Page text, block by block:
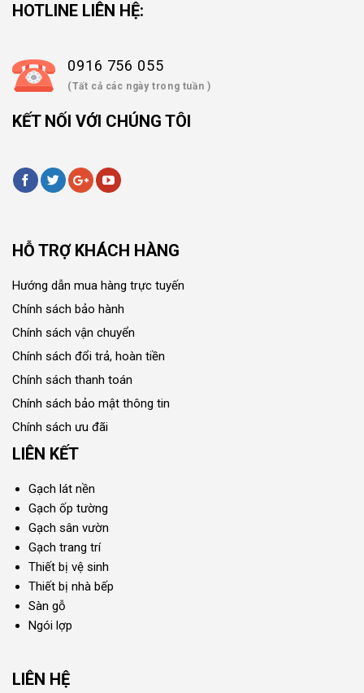
HOTLINE LIÊN HỆ:
0916 756 055
(Tất cả các ngày trong tuần )
KẾT NỐI VỚI CHÚNG TÔI
HỖ TRỢ KHÁCH HÀNG
Hướng dẫn mua hàng trực tuyến
Chính sách bảo hành
Chính sách vận chuyển
Chính sách đổi trả, hoàn tiền
Chính sách thanh toán
Chính sách bảo mật thông tin
Chính sách ưu đãi
LIÊN KẾT
Gạch lát nền
Gạch ốp tường
Gạch sân vườn
Gạch trang trí
Thiết bị vệ sinh
Thiết bị nhà bếp
Sàn gỗ
Ngói lợp
LIÊN HỆ